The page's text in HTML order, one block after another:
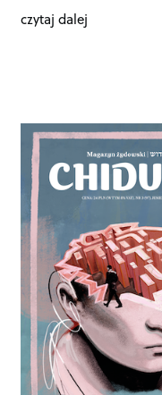
czytaj dalej